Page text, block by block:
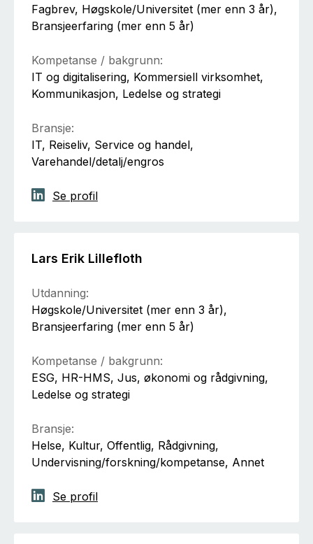
Fagbrev, Høgskole/Universitet (mer enn 3 år),
Bransjeerfaring (mer enn 5 år)
Kompetanse / bakgrunn:
IT og digitalisering, Kommersiell virksomhet,
Kommunikasjon, Ledelse og strategi
Bransje:
IT, Reiseliv, Service og handel,
Varehandel/detalj/engros
Se profil
Lars Erik Lillefloth
Utdanning:
Høgskole/Universitet (mer enn 3 år),
Bransjeerfaring (mer enn 5 år)
Kompetanse / bakgrunn:
ESG, HR-HMS, Jus, økonomi og rådgivning,
Ledelse og strategi
Bransje:
Helse, Kultur, Offentlig, Rådgivning,
Undervisning/forskning/kompetanse, Annet
Se profil